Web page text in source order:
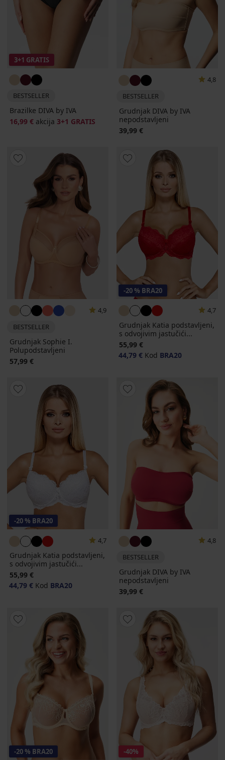
3+1 GRATIS
BESTSELLER
Brazilke DIVA by IVA
16,99 € akcija 3+1 GRATIS
4,8
BESTSELLER
Grudnjak DIVA by IVA
nepodstavljeni
39,99 €
4,9
BESTSELLER
Grudnjak Sophie I.
Polupodstavljeni
57,99 €
-20 % BRA20
4,7
Grudnjak Katia podstavljeni,
s odvojivim jastučići...
55,99 €
44,79 € Kod BRA20
-20 % BRA20
4,7
Grudnjak Katia podstavljeni,
s odvojivim jastučići...
55,99 €
44,79 € Kod BRA20
4,8
BESTSELLER
Grudnjak DIVA by IVA
nepodstavljeni
39,99 €
-20 % BRA20 -40%